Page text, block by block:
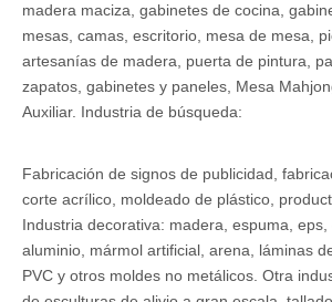
madera maciza, gabinetes de cocina,
mesas, camas, escritorio, mesa de mesa,
artesanías de madera, puerta de pintura,
zapatos, gabinetes y paneles, Mesa
Auxiliar. Industria de búsqueda:
Fabricación de signos de publicidad,
corte acrílico, moldeado de plástico,
Industria decorativa: madera, espuma,
aluminio, mármol artificial, arena, láminas
PVC y otros moldes no metálicos. Otra